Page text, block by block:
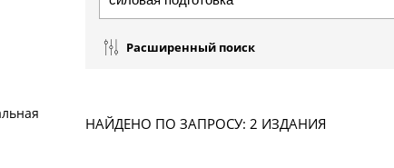
Расширенный поиск
НАЙДЕНО ПО ЗАПРОСУ: 2 ИЗДАНИЯ